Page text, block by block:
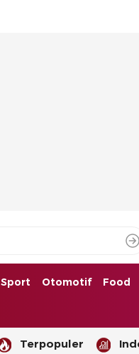
Sport Otomotif Food
Terpopuler